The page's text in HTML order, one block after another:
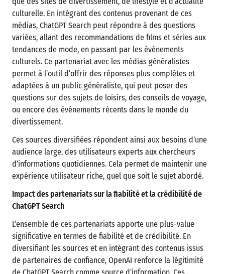
culturelle. En intégrant des contenus provenant de ces
médias, ChatGPT Search peut répondre à des questions
variées, allant des recommandations de films et séries aux
tendances de mode, en passant par les événements
culturels. Ce partenariat avec les médias généralistes
permet à l’outil d’offrir des réponses plus complètes et
adaptées à un public généraliste, qui peut poser des
questions sur des sujets de loisirs, des conseils de voyage,
ou encore des événements récents dans le monde du
divertissement.
Ces sources diversifiées répondent ainsi aux besoins d’une
audience large, des utilisateurs experts aux chercheurs
d’informations quotidiennes. Cela permet de maintenir une
expérience utilisateur riche, quel que soit le sujet abordé.
Impact des partenariats sur la fiabilité et la crédibilité de
ChatGPT Search
L’ensemble de ces partenariats apporte une plus-value
significative en termes de fiabilité et de crédibilité. En
diversifiant les sources et en intégrant des contenus issus
de partenaires de confiance, OpenAI renforce la légitimité